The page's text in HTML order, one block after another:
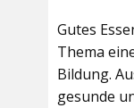
Gutes
Thema
Bildung.
gesunde